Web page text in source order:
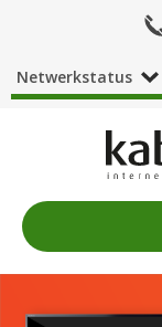
Netwerkstatus